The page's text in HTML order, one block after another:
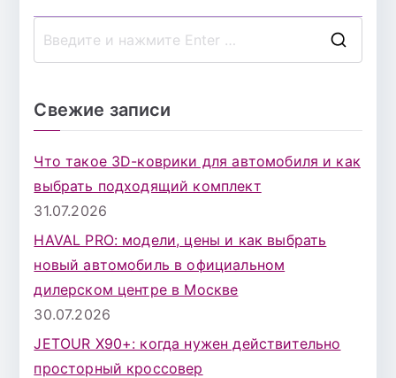
Свежие записи
Что такое 3D-коврики для автомобиля и как
выбрать подходящий комплект
31.07.2026
HAVAL PRO: модели, цены и как выбрать
новый автомобиль в официальном
дилерском центре в Москве
30.07.2026
JETOUR X90+: когда нужен действительно
просторный кроссовер